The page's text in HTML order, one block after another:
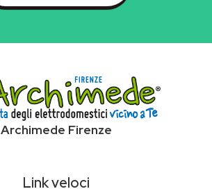
Archimede Firenze
Link veloci